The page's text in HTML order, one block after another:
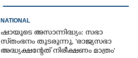
NATIONAL
ഷായുടെ അസാന്നിദ്ധ്യം: സഭാ
സ്‌തംഭനം തുടരുന്നു, 'രാജ്യസഭാ
അദ്ധ്യക്ഷന്റേത് നിരീക്ഷണം മാത്രം'